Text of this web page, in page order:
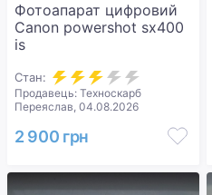
Фотоапарат цифровий
Canon powershot sx400
is
Стан:
Продавець: Техноскарб
Переяслав, 04.08.2026
2 900 грн